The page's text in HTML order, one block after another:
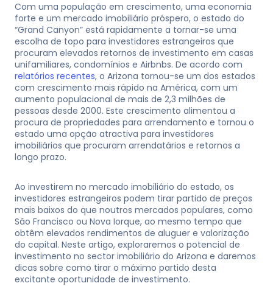
Com uma população em crescimento, uma economia
forte e um mercado imobiliário próspero, o estado do
“Grand Canyon” está rapidamente a tornar-se uma
escolha de topo para investidores estrangeiros que
procuram elevados retornos de investimento em casas
unifamiliares, condomínios e Airbnbs. De acordo com
relatórios recentes, o Arizona tornou-se um dos estados
com crescimento mais rápido na América, com um
aumento populacional de mais de 2,3 milhões de
pessoas desde 2000. Este crescimento alimentou a
procura de propriedades para arrendamento e tornou o
estado uma opção atractiva para investidores
imobiliários que procuram arrendatários e retornos a
longo prazo.
Ao investirem no mercado imobiliário do estado, os
investidores estrangeiros podem tirar partido de preços
mais baixos do que noutros mercados populares, como
São Francisco ou Nova Iorque, ao mesmo tempo que
obtêm elevados rendimentos de aluguer e valorização
do capital. Neste artigo, exploraremos o potencial de
investimento no sector imobiliário do Arizona e daremos
dicas sobre como tirar o máximo partido desta
excitante oportunidade de investimento.